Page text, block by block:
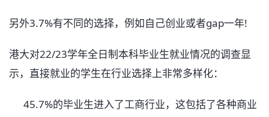
另外3.7%有不同的选择，例如自己创业或者gap一年!
港大对22/23学年全日制本科毕业生就业情况的调查显
示，直接就业的学生在行业选择上非常多样化：
45.7%的毕业生进入了工商行业，这包括了各种商业